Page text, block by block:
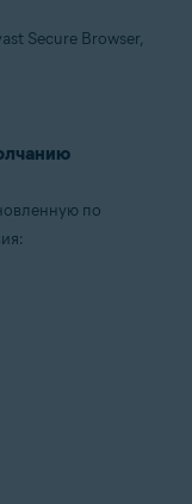
Secure Browser,
по